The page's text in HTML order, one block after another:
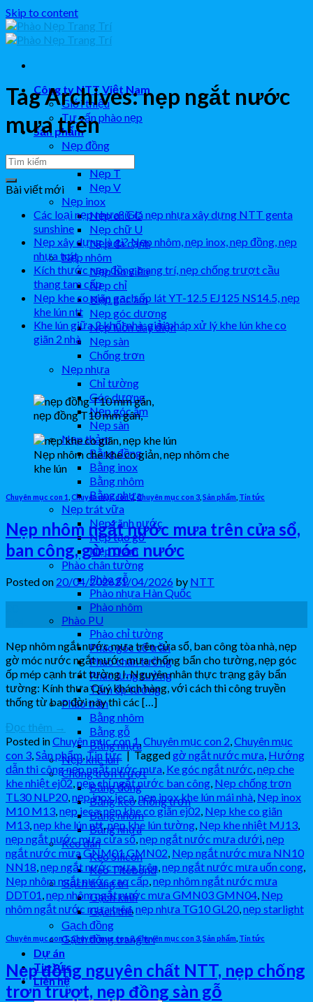
Skip to content
Công ty NTT Việt Nam
Giới thiệu
Tư vấn phào nẹp
Sản phẩm
Nẹp đồng
Nẹp L
Nẹp T
Nẹp V
Nẹp inox
Nẹp chữ C
Nẹp chữ U
Nẹp đa cạnh
Nẹp nhôm
Nẹp bo viền
Nẹp chỉ
Nẹp góc âm
Nẹp góc dương
Nẹp luồn dây điện
Nẹp sàn
Chống trơn
Nẹp nhựa
Chỉ tường
Góc dương
Nẹp góc âm
Nẹp sàn
Nẹp thảm
Bằng đồng
Bằng inox
Bằng nhôm
Bằng nhựa
Nẹp trát vữa
Nẹp rãnh nước
Nẹp tạo gờ
Nẹp U âm
Phào chân tường
Phào gỗ
Phào nhựa Hàn Quốc
Phào nhôm
Phào PU
Phào chỉ tường
Phào góc cổ trần
Phào chân tường
Phào lưng tường
Tấm ốp tường
Phào trần
Bằng nhôm
Bằng gỗ
Bằng nhựa
Nẹp khe lún
Chống trơn trượt
Bằng đồng
Bằng keo chống trơn
Bằng nhôm
Bằng nhựa
Keo dán
Keo Silicon
Keo Titebond
Gạch trang trí
Gạch kính
Gạch thẻ
Gạch đồng
Gạch đồng trang trí
Dự án
Tin tức
Liên hệ
Tag Archives:nẹp ngắt nước
mưa trên
Bài viết mới
Các loại nẹp nhựa? Giá nẹp nhựa xây dựng NTT genta
sunshine
Nẹp xây dựng là gì? Nẹp nhôm, nẹp inox, nẹp đồng, nẹp
nhựa trát
Kích thước nẹp đồng trang trí, nẹp chống trượt cầu
thang tam cấp
Nẹp khe co giãn gạch ốp lát YT-12.5 EJ125 NS14.5, nẹp
khe lún ntt
Khe lún giữa 2 khối nhà, giải pháp xử lý khe lún khe co
giãn 2 nhà
nẹp đồng T10 mm gân,
Nẹp nhôm che khe co giản, nẹp nhôm che
khe lún
Chuyên mục con 1 Chuyên mục con 2,Chuyên mục con 3 Sản phẩm Tin tức
Nẹp nhôm ngắt nước mưa trên cửa sổ,
ban công, gờ móc nước
Posted on 20/04/202621/04/2026 by NTT
Nẹp nhôm ngắt nước mưa trên cửa sổ, ban công tòa nhà, nẹp
gờ móc nước ngắt nước mưa chống bẩn cho tường, nẹp góc
ốp mép cạnh trát tường I. Nguyên nhân thực trạng gây bẩn
tường: Kính thưa Quý khách hàng, với cách thi công truyền
thống từ bao đời nay thì các […]
Đọc thêm →
Posted inChuyên mục con 1 Chuyên mục con 2 Chuyên mục
con 3 Sản phẩm ,Tin tức|Taggedgờ ngắt nước mưa Hướng
dẫn thi công nẹp ngắt nước mưa Ke góc ngắt nước nẹp che
khe nhiệt ej02,nẹp chỉ ngắt nước ban công Nẹp chống trơn
TL30 NLP20 nẹp inox jeca,nẹp inox khe lún mái nhà Nẹp inox
M10 M13 nẹp jeca,nẹp khe co giãn ej02 Nẹp khe co giãn
M13 nẹp khe lún ntt,nẹp khe lún tường Nẹp khe nhiệt MJ13
nẹp ngắt nước mưa cửa sổ,nẹp ngắt nước mưa dưới nẹp
ngắt nước mưa GNM01 GMN02 Nẹp ngắt nước mưa NN10
NN18 nẹp ngắt nước mưa trên nẹp ngắt nước mưa uốn cong
Nẹp nhôm ngắt nước cao cấp nẹp nhôm ngắt nước mưa
DDT01 nẹp nhôm ngắt nước mưa GMN03 GMN04 Nẹp
nhôm ngắt nước mưa trên, nẹp nhựa TG10 GL20 nẹp starlight
Chuyên mục con 1,Chuyên mục con 2,Chuyên mục con 3 Sản phẩm Tin tức
Nẹp đồng nguyên chất NTT, nẹp chống
trơn trượt, nẹp đồng sàn gỗ